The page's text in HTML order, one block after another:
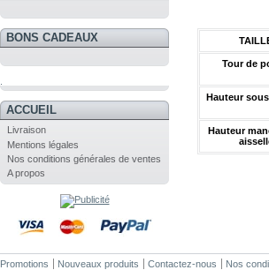
BONS CADEAUX
ACCUEIL
Livraison
Mentions légales
Nos conditions générales de ventes
A propos
Tour de
Hauteur
Hauteur
Promotions Nouveaux produits Contactez-nous Nos